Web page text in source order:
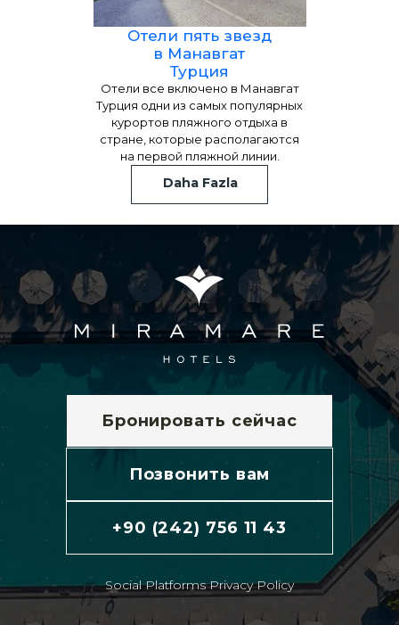
Отели пять звезд
в Манавгат
Турция
Отели все включено в Манавгат
Турция одни из самых популярных
курортов пляжного отдыха в
стране, которые располагаются
на первой пляжной линии.
Daha Fazla
Бронировать сейчас
Позвонить вам
+90 (242) 756 11 43
Social Platforms Privacy Policy